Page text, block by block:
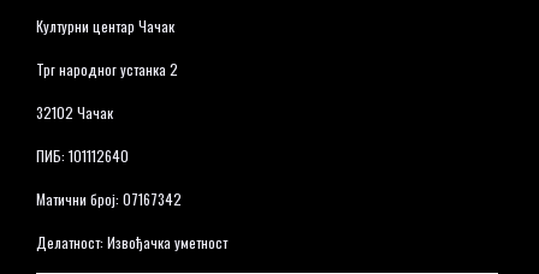
Културни центар Чачак
Трг народног устанка 2
32102 Чачак
ПИБ: 101112640
Матични број: 07167342
Делатност: Извођачка уметност